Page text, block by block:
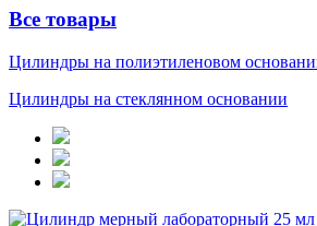
Все товары
Цилиндры на полиэтиленовом
Цилиндры на стеклянном основании